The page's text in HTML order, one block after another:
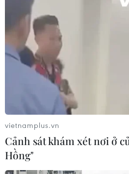
Dị ứng thuốc Hilan kit,
vietnamplus.vn
Cảnh sát khám xét nơi ở
Hồng"